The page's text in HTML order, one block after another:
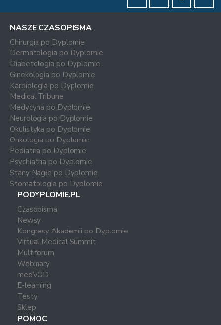
NASZE CZASOPISMA
Chirurgia po Dyplomie
Dermatologia po Dyplomie
Diabetologia po Dyplomie
Ginekologia po Dyplomie
Kardiologia po Dyplomie
Medical Tribune
Medycyna po Dyplomie
Neurologia po Dyplomie
Okulistyka po Dyplomie
Onkologia po Dyplomie
Pediatria po Dyplomie
Psychiatria po Dyplomie
Stany Nagłe po Dyplomie
Stomatologia po Dyplomie
PODYPLOMIE.PL
Czasopisma
Newsy
Kongresy Akademii po Dyplomie
Virtual Medical Summit
Multiforum
Webinary
medVOD
E-learning
Testy
Sklep
POMOC